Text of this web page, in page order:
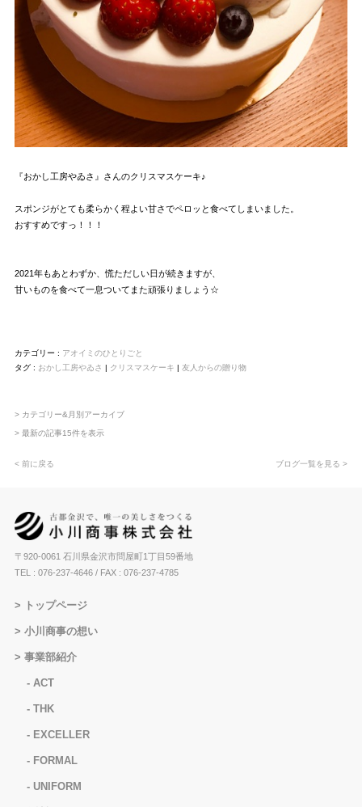
『おかし工房やゐさ』 さんのクリスマスケーキ♪
スポンジがとても柔らかく程よい甘さでペロッと食べてしまいました。
おすすめですっ！！！
2021年もあとわずか、慌ただしい日が続きますが、
甘いものを食べて一息ついてまた頑張りましょう☆
カテゴリー : アオイミのひとりごと
タグ : おかし工房やゐさ | クリスマスケーキ | 友人からの贈り物
> カテゴリー&月別アーカイブ
> 最新の記事15件を表示
< 前に戻る ブログ一覧を見る >
〒920-0061 石川県金沢市問屋町1丁目59番地
TEL : 076-237-4646/ FAX : 076-237-4785
トップページ
小川商事の想い
事業部紹介
ACT
THK
EXCELLER
FORMAL
UNIFORM